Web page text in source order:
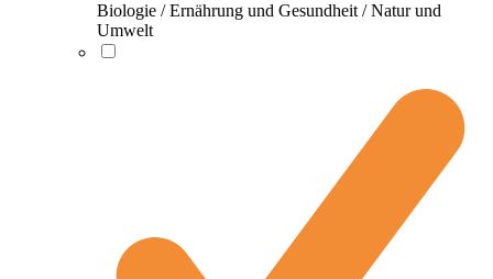
Biologie / Ernährung und Gesundheit / Natur und
Umwelt